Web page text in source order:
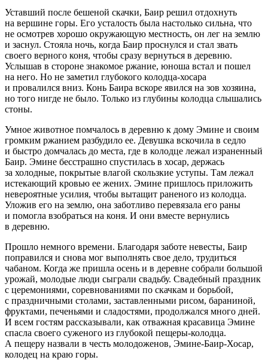
Уставший после бешеной скачки, Баир решил отдохнуть
на вершине горы. Его усталость была настолько сильна, что
не осмотрев хорошо окружающую местность, он лег на землю
и заснул. Стояла ночь, когда Баир проснулся и стал звать
своего верного коня, чтобы сразу вернуться в деревню.
Услышав в стороне знакомое ржание, юноша встал и пошел
на него. Но не заметил глубокого колодца-хосара
и провалился вниз. Конь Баира вскоре явился на зов хозяина,
но того нигде не было. Только из глубины колодца слышались
стоны.
Умное животное помчалось в деревню к дому Эмине и своим
громким ржанием разбудило ее. Девушка вскочила в седло
и быстро домчалась до места, где в колодце лежал израненный
Баир. Эмине бесстрашно спустилась в хосар, держась
за холодные, покрытые влагой скользкие уступы. Там лежал
истекающий кровью ее жених. Эмине пришлось приложить
невероятные усилия, чтобы вытащит раненого из колодца.
Уложив его на землю, она заботливо перевязала его раны
и помогла взобраться на коня. И они вместе вернулись
в деревню.
Прошло немного времени. Благодаря заботе невесты, Баир
поправился и снова мог выполнять свое дело, трудиться
чабаном. Когда же пришла осень и в деревне собрали большой
урожай, молодые люди сыграли свадьбу. Свадебный праздник
с церемониями, соревнованиями по скачкам и борьбой,
с праздничными столами, заставленными рисом, бараниной,
фруктами, печеньями и сладостями, продолжался много дней.
И всем гостям рассказывали, как отважная красавица Эмине
спасла своего суженого из глубокой пещеры-колодца.
А пещеру назвали в честь молодоженов, Эмине-Баир-Хосар,
колодец на краю горы.